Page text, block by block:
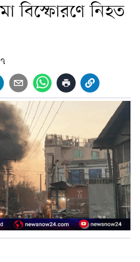
বিস্ফোরণে নিহত